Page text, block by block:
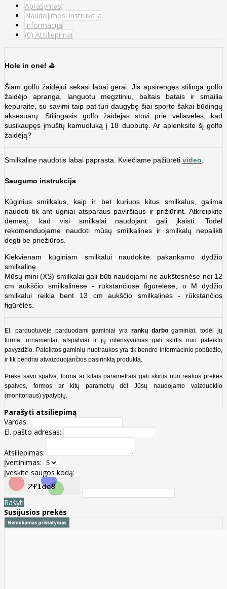
Aprašymas
Naudojimosi instrukcija
Informacija
(0) Atsiliepimai
Hole in one! ⛳️
Šiam golfo žaidėjui sekasi labai gerai. Jis apsirengęs stilinga golfo
žaidėjo apranga, languotu megztiniu, baltais batais ir smailia
kepuraite, su savimi taip pat turi daugybę šiai sporto šakai būdingų
aksesuarų. Stilingasis golfo žaidėjas stovi prie vėliavėlės, kad
susikaupęs įmuštų kamuoluką į 18 duobutę. Ar aplenksite šį golfo
žaidėją?
Smilkaline naudotis labai paprasta. Kviečiame pažiūrėti video.
Saugumo instrukcija
Kūginius smilkalus, kaip ir bet kuriuos kitus smilkalus, galima
naudoti tik ant ugniai atsparaus paviršiaus ir prižiūrint. Atkreipkite
dėmesį, kad visi smilkalai naudojant gali įkaisti. Todėl
rekomenduojame naudoti mūsų smilkalines ir smilkalų nepalikti
degti be priežiūros.
Kiekvienam kūginiam smilkalui naudokite pakankamo dydžio
smilkalinę.
Mūsų mini (XS) smilkalai gali būti naudojami ne aukštesnėse nei 12
cm aukščio smilkalinėse - rūkstančiose figūrėlėse, o M dydžio
smilkalui reikia bent 13 cm aukščio smilkalinės - rūkstančios
figūrėlės.
El. parduotuvėje parduodami gaminiai yra rankų darbogaminiai, todėl jų
forma, ornamentai, atspalviai ir jų intensyvumas gali skirtis nuo pateikto
pavyzdžio. Pateiktos gaminių nuotraukos yra tik bendro informacinio pobūdžio,
ir tik bendrai atvaizduojančios pasirinktą produktą.
Prekė savo spalva, forma ar kitais parametrais gali skirtis nuo realios prekės
spalvos, formos ar kitų parametrų dėl Jūsų naudojamo vaizduoklio
(monitoriaus) ypatybių.
Parašyti atsiliepimą
Vardas:
El. pašto adresas:
Atsiliepimas:
Įvertinimas:
Įveskite saugos kodą:
Rašyti
Susijusios prekės